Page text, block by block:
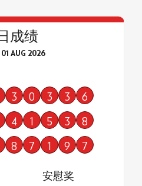
成绩
AUG 2026
3 0 3 3 6
4 1 5 3 8
8 7 1 9 7
安慰奖